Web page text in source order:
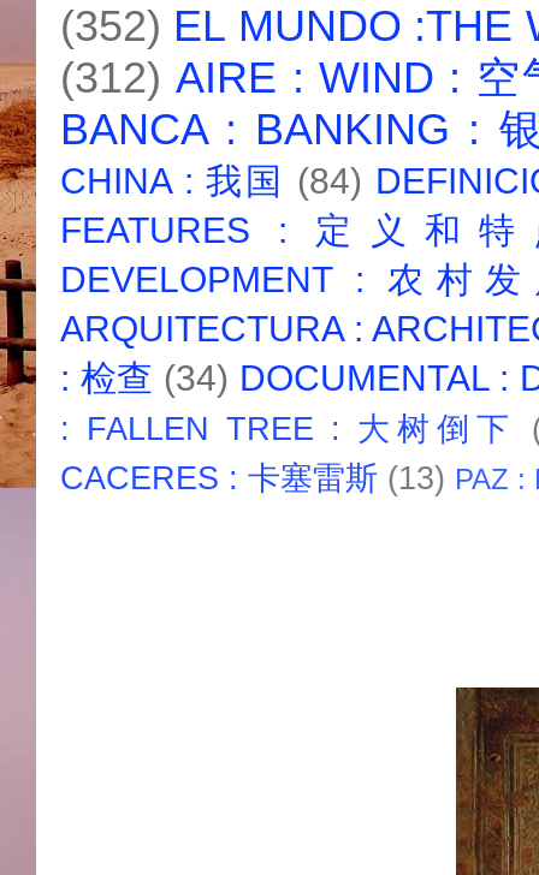
(352) EL MUNDO :THE
(312) AIRE : WIND : 空
BANCA : BANKING :
CHINA : 我国 (84)
FEATURES : 定义和
DEVELOPMENT : 农村
ARQUITECTURA :
: 检查 (34) DOCUMENTAL :
: FALLEN TREE : 大树倒下
CACERES : 卡塞雷斯 (13) PAZ :